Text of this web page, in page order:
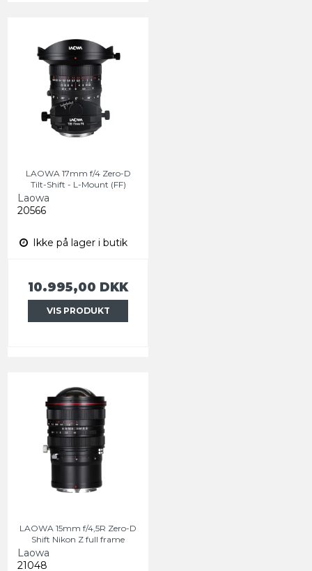
LAOWA 17mm f/4 Zero-D
Tilt-Shift - L-Mount (FF)
Laowa
20566
Ikke på lager i butik
10.995,00 DKK
VIS PRODUKT
LAOWA 15mm f/4,5R Zero-D
Shift Nikon Z full frame
Laowa
21048